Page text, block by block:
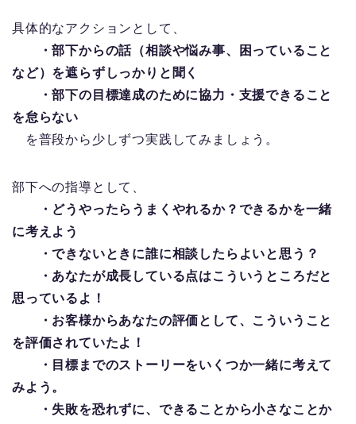
具体的なアクションとして、
・部下からの話（相談や悩み事、困っていること
など）を遮らずしっかりと聞く
・部下の目標達成のために協力・支援できること
を怠らない
を普段から少しずつ実践してみましょう。
部下への指導として、
・どうやったらうまくやれるか？できるかを一緒
に考えよう
・できないときに誰に相談したらよいと思う？
・あなたが成長している点はこういうところだと
思っているよ！
・お客様からあなたの評価として、こういうこと
を評価されていたよ！
・目標までのストーリーをいくつか一緒に考えて
みよう。
・失敗を恐れずに、できることから小さなことか